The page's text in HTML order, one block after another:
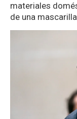
materiales
de una